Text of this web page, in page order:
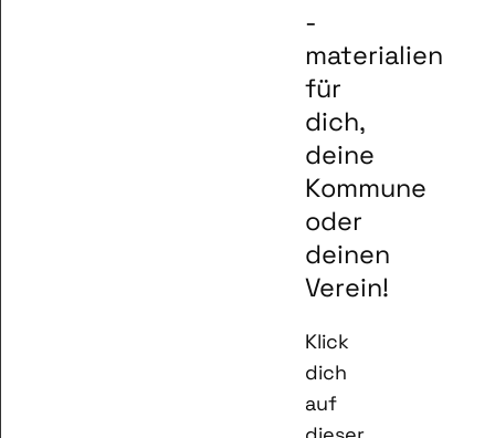
-
materialien
für
dich,
deine
Kommune
oder
deinen
Verein!
Klick
dich
auf